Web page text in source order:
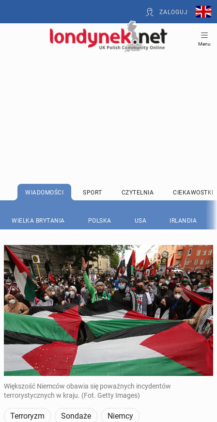
ZALOGUJ
Menu
WIADOMOŚCI SPORT CZYTELNIA CIEKAWOSTKI
WIELKA BRYTANIA POLSKA USA IRLANDIA
Większość Niemców obawia się poważnych incydentów
terrorystycznych w kraju. (Fot. Getty Images)
Terroryzm Sondaże Niemcy